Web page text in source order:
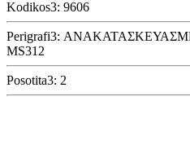
Kodikos3: 9606
Perigrafi3:
MS312
Posotita3: 2